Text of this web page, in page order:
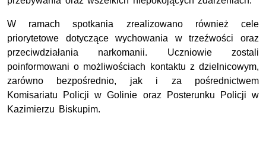
W ramach spotkania zrealizowano również cele
priorytetowe dotyczące wychowania w trzeźwości oraz
przeciwdziałania narkomanii. Uczniowie zostali
poinformowani o możliwościach kontaktu z dzielnicowym,
zarówno bezpośrednio, jak i za pośrednictwem
Komisariatu Policji w Golinie oraz Posterunku Policji w
Kazimierzu Biskupim.